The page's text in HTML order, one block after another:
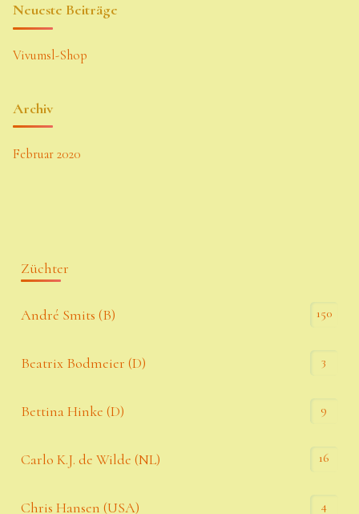
Neueste Beiträge
Vivumsl-Shop
Archiv
Februar 2020
Züchter
André Smits (B) 150
Beatrix Bodmeier (D) 3
Bettina Hinke (D) 9
Carlo K.J. de Wilde (NL) 16
Chris Hansen (USA) 4